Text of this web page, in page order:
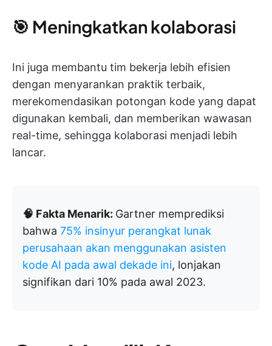
🎯 Meningkatkan kolaborasi
Ini juga membantu tim bekerja lebih efisien
dengan menyarankan praktik terbaik,
merekomendasikan potongan kode yang dapat
digunakan kembali, dan memberikan wawasan
real-time, sehingga kolaborasi menjadi lebih
lancar.
🧠 Fakta Menarik: Gartner memprediksi
bahwa 75% insinyur perangkat lunak
perusahaan akan menggunakan asisten
kode AI pada awal dekade ini, lonjakan
signifikan dari 10% pada awal 2023.